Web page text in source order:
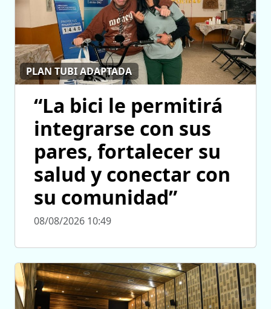
PLAN TUBI ADAPTADA
“La bici le permitirá
integrarse con sus
pares, fortalecer su
salud y conectar con
su comunidad”
08/08/2026 10:49